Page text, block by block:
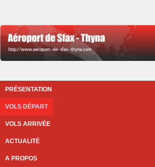
PRÉSENTATION
VOLS DÉPART
VOLS ARRIVÉE
ACTUALITÉ
A PROPOS